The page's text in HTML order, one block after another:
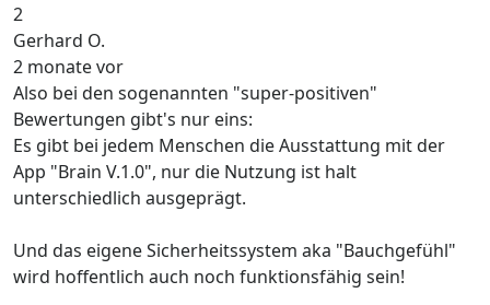
2
Gerhard O.
2 monate vor
Also bei den sogenannten "super-positiven"
Bewertungen gibt's nur eins:
Es gibt bei jedem Menschen die Ausstattung mit der
App "Brain V.1.0", nur die Nutzung ist halt
unterschiedlich ausgeprägt.
Und das eigene Sicherheitssystem aka "Bauchgefühl"
wird hoffentlich auch noch funktionsfähig sein!